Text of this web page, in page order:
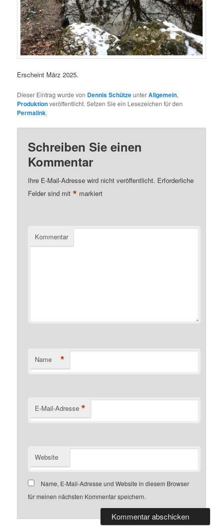
Erscheint März 2025.
Dieser Eintrag wurde von Dennis SchützeunterAllgemein,
Produktionveröffentlicht. Setzen Sie ein Lesezeichen für den
Permalink.
Schreiben Sie einen
Kommentar
Ihre E-Mail-Adresse wird nicht veröffentlicht. Erforderliche
Felder sind mit* markiert
Kommentar
Name *
E-Mail-Adresse *
Website
Name, E-Mail-Adresse und Website in diesem Browser
für meinen nächsten Kommentar speichern.